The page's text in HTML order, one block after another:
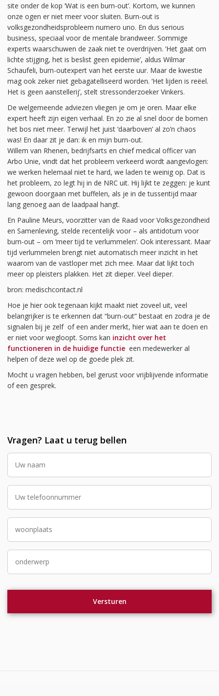
site onder de kop ‘Wat is een burn-out’. Kortom, we kunnen
onze ogen er niet meer voor sluiten. Burn-out is
volksgezondheidsprobleem numero uno. En dus serious
business, speciaal voor de mentale brandweer. Sommige
experts waarschuwen de zaak niet te overdrijven. ‘Het gaat om
lichte stijging, het is beslist geen epidemie’, aldus Wilmar
Schaufeli, burn-outexpert van het eerste uur. Maar de kwestie
mag ook zeker niet gebagatelliseerd worden. ‘Het lijden is reëel.
Het is geen aanstellerij’, stelt stressonderzoeker Vinkers.
De welgemeende adviezen vliegen je om je oren. Maar elke
expert heeft zijn eigen verhaal. En zo zie al snel door de bomen
het bos niet meer. Terwijl het juist ‘daarboven’ al zo’n chaos
was! En daar zit je dan: ik en mijn burn-out.
Willem van Rhenen, bedrijfsarts en chief medical officer van
Arbo Unie, vindt dat het probleem verkeerd wordt aangevlogen:
we werken helemaal niet te hard, we laden te weinig op. Dat is
het probleem, zo legt hij in de NRC uit. Hij lijkt te zeggen: je kunt
gewoon doorgaan met buffelen, als je in de tussentijd maar
lang genoeg aan de laadpaal hangt.
En Pauline Meurs, voorzitter van de Raad voor Volksgezondheid
en Samenleving, stelde recentelijk voor – als antidotum voor
burn-out – om ‘meer tijd te verlummelen’. Ook interessant. Maar
tijd verlummelen brengt niet automatisch meer inzicht in het
waarom van de vastloper met zich mee. Maar dat lijkt toch
meer op pleisters plakken. Het zit dieper. Veel dieper.
bron: medischcontact.nl
Hoe je hier ook tegenaan kijkt maakt niet zoveel uit, veel
belangrijker is te erkennen dat “burn-out” bestaat en zodra je de
signalen bij je zelf of een ander merkt, hier wat aan te doen en
er niet voor wegloopt. Soms kan inzicht over het
functioneren in de huidige functie een medewerker al
helpen of deze wel op de goede plek zit.
Mocht u vragen hebben, bel gerust voor vrijblijvende informatie
of een gesprek.
Vragen? Laat u terug bellen